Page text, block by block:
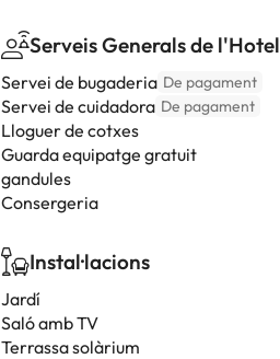
Serveis Generals de l'Hotel
Servei de bugaderia De pagament
Servei de cuidadora De pagament
Lloguer de cotxes
Guarda equipatge gratuit
gandules
Consergeria
Instal·lacions
Jardí
Saló amb TV
Terrassa solàrium